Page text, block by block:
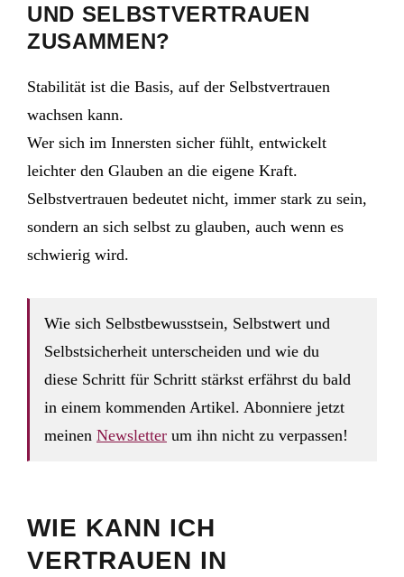
UND SELBSTVERTRAUEN
ZUSAMMEN?
Stabilität ist die Basis, auf der Selbstvertrauen
wachsen kann.
Wer sich im Innersten sicher fühlt, entwickelt
leichter den Glauben an die eigene Kraft.
Selbstvertrauen bedeutet nicht, immer stark zu sein,
sondern an sich selbst zu glauben, auch wenn es
schwierig wird.
Wie sich Selbstbewusstsein, Selbstwert und
Selbstsicherheit unterscheiden und wie du
diese Schritt für Schritt stärkst erfährst du bald
in einem kommenden Artikel. Abonniere jetzt
meinen Newsletter um ihn nicht zu verpassen!
WIE KANN ICH
VERTRAUEN IN